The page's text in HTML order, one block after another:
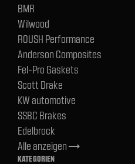
BMR
Wilwood
ROUSH Performance
Anderson Composites
Fel-Pro Gaskets
Scott Drake
KW automotive
SSBC Brakes
Edelbrock
Alle anzeigentrending_flat
KATEGORIEN